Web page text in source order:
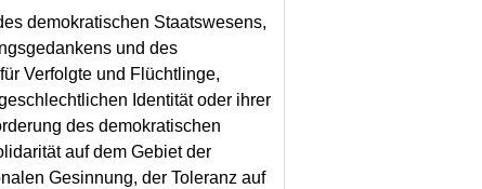
demokratischen Staatswesens,
und des
Verfolgte und Flüchtlinge,
Identität oder ihrer
des demokratischen
auf dem Gebiet der
Gesinnung, der Toleranz auf